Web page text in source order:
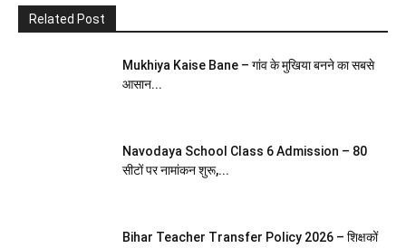
Related Post
Mukhiya Kaise Bane – गांव के मुखिया बनने का सबसे
आसान...
Navodaya School Class 6 Admission – 80
सीटों पर नामांकन शुरू,...
Bihar Teacher Transfer Policy 2026 – शिक्षकों